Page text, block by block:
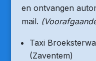
en ontvangen
mail.
Taxi
(Zaventem)